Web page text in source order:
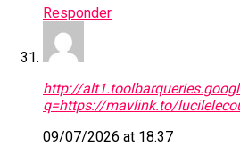
Responder
http://
q=https://mavlink.to/
09/07/2026 at 18:37